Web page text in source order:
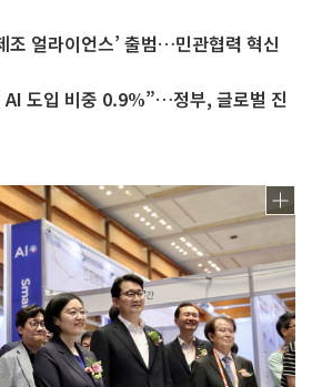
조 얼라이언스’ 출범…민관협력 혁신
AI 도입 비중 0.9%”…정부, 글로벌 진